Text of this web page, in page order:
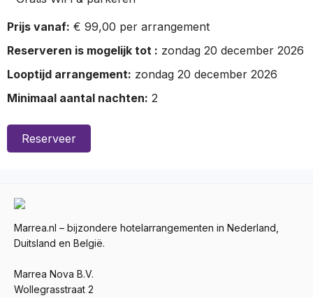
Prijs vanaf: € 99,00 per arrangement
Reserveren is mogelijk tot : zondag 20 december 2026
Looptijd arrangement: zondag 20 december 2026
Minimaal aantal nachten: 2
Reserveer
Marrea.nl – bijzondere hotelarrangementen in Nederland,
Duitsland en België.
Marrea Nova B.V.
Wollegrasstraat 2